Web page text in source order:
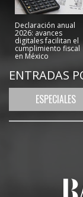
Declaración anual
2026: avances
digitales facilitan el
cumplimiento fiscal
en México
ENTRADAS
ESPECIALES